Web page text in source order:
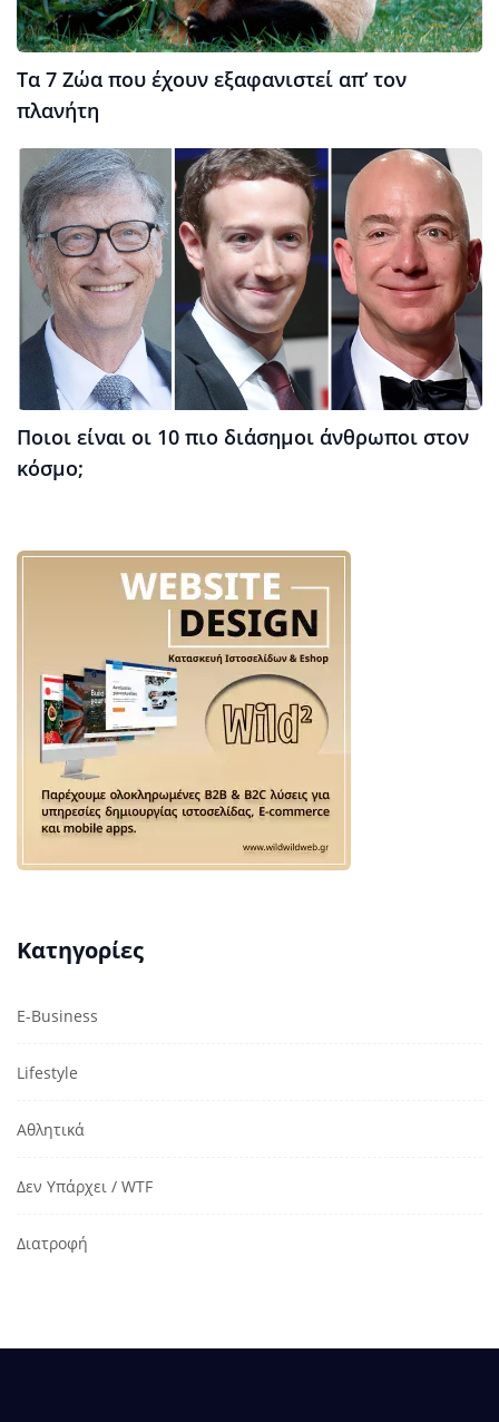
Τα 7 Ζώα που έχουν εξαφανιστεί απ’ τον
πλανήτη
Ποιοι είναι οι 10 πιο διάσημοι άνθρωποι στον
κόσμο;
Κατηγορίες
E-Business
Lifestyle
Αθλητικά
Δεν Υπάρχει / WTF
Διατροφή